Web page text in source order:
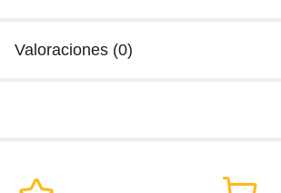
Valoraciones (0)